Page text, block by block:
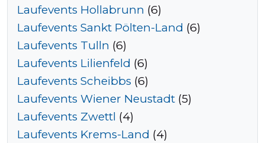
Herzfrequenzzonen
Event
hinzufügen
Laufevents Hollabrunn (6)
Laufevents Sankt Pölten-Land (6)
Laufevents Tulln (6)
Laufevents Lilienfeld (6)
Laufevents Scheibbs (6)
Laufevents Wiener Neustadt (5)
Laufevents Zwettl (4)
Laufevents Krems-Land (4)